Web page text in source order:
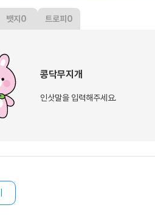
뱃지 0 트로피 0
콩닥무지개
인삿말을 입력해주세요.